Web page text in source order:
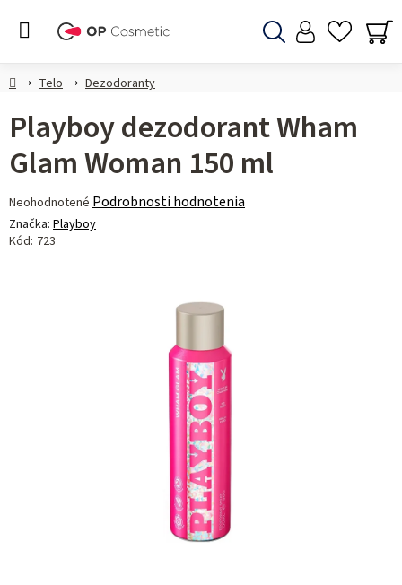
DomovTelo Dezodoranty
Playboy dezodorant Wham
Glam Woman 150 ml
Priemerné
hodnotenie
produktu
Neohodnotené Podrobnosti hodnotenia
Značka: Playboy
Kód: 723